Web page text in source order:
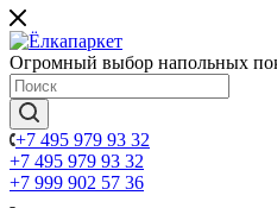
Огромный выбор напольных
+7 495 979 93 32
+7 495 979 93 32
+7 999 902 57 36